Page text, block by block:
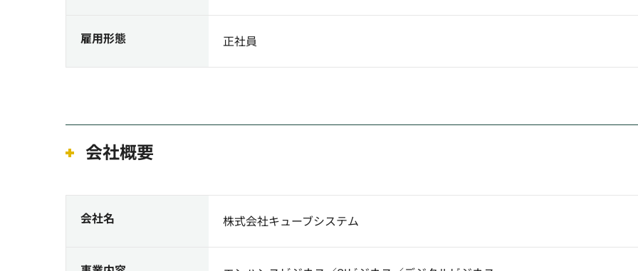
雇用形態 正社員
会社概要
会社名 株式会社キューブシステム